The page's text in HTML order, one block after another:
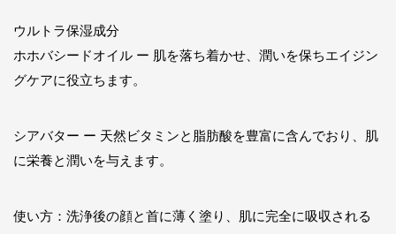
ウルトラ保湿成分
ホホバシードオイル ー 肌を落ち着かせ、潤いを保ちエイジン
グケアに役立ちます。
シアバター ー 天然ビタミンと脂肪酸を豊富に含んでおり、肌
に栄養と潤いを与えます。
使い方：洗浄後の顔と首に薄く塗り、肌に完全に吸収される